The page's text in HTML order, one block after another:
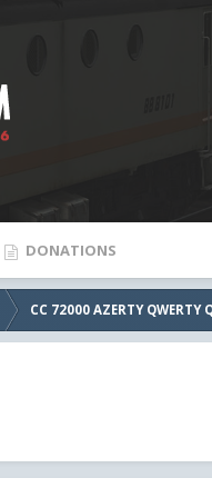
DONATIONS
CC 72000 AZERTY QWERTY